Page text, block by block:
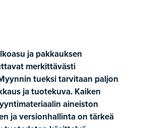
ja pakkauksen
merkittävästi
tueksi tarvitaan paljon
ja tuotekuva. Kaiken
aineiston
ja versionhallinta on tärkeä